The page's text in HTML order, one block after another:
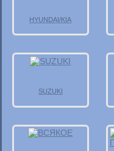
HYUNDAI/KIA
SUZUKI